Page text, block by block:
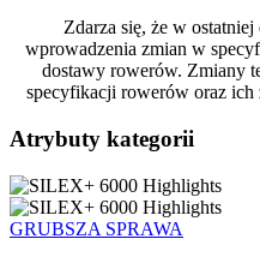
Zdarza się, że w
wprowadzenia zmian w
dostawy rowerów. Zmiany
specyfikacji rowerów oraz ich
Atrybuty kategorii
GRUBSZA SPRAWA